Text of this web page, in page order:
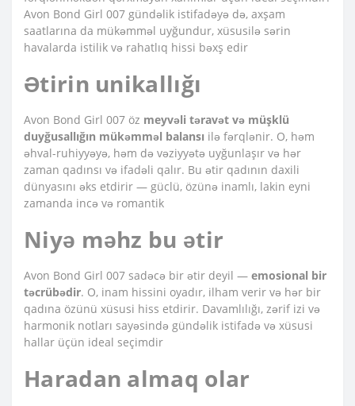
Avon Bond Girl 007 gündəlik istifadəyə də, axşam
saatlarına da mükəmməl uyğundur, xüsusilə sərin
havalarda istilik və rahatlıq hissi bəxş edir
Ətirin unikallığı
Avon Bond Girl 007 öz meyvəli təravət və müşklü
duyğusallığın mükəmməl balansı ilə fərqlənir. O, həm
əhval-ruhiyyəyə, həm də vəziyyətə uyğunlaşır və hər
zaman qadınsı və ifadəli qalır. Bu ətir qadının daxili
dünyasını əks etdirir — güclü, özünə inamlı, lakin eyni
zamanda incə və romantik
Niyə məhz bu ətir
Avon Bond Girl 007 sadəcə bir ətir deyil — emosional bir
təcrübədir. O, inam hissini oyadır, ilham verir və hər bir
qadına özünü xüsusi hiss etdirir. Davamlılığı, zərif izi və
harmonik notları sayəsində gündəlik istifadə və xüsusi
hallar üçün ideal seçimdir
Haradan almaq olar